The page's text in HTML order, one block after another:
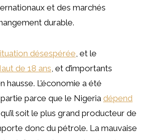
et des marchés
durable.
désespérée , et le
de 18 ans , et d’importants
hausse. L’économie a été
parce que le Nigeria dépend
soit le plus grand producteur de
donc du pétrole. La mauvaise